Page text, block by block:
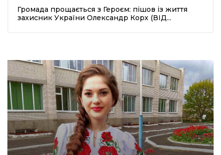
Громада прощається з Героєм: пішов із життя
захисник України Олександр Корх (ВІД...